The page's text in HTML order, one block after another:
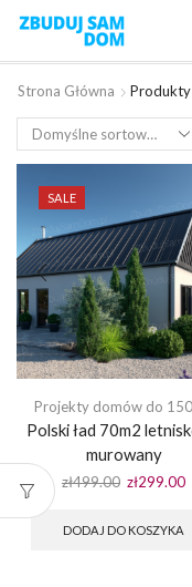
Strona Główna
Produkty
SALE
Projekty domów do
Polski ład 70m2
murowany
zł499.00 Pierwotna
wynosiła:
zł299.00
DODAJ DO KOSZYKA